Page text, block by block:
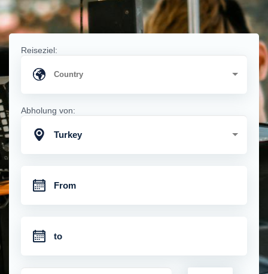
Reiseziel:
Abholung von:
Turkey